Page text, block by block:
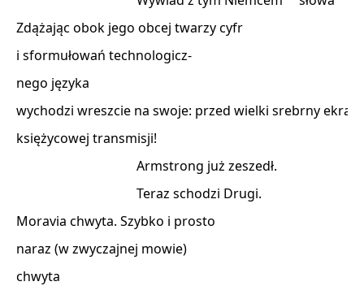
Zdążając obok jego obcej twarzy cyfr
i sformułowań technologicz-
nego języka
wychodzi wreszcie na swoje: przed wielki srebrny ekran
księżycowej transmisji!
                                     Armstrong już zeszedł.
                                     Teraz schodzi Drugi.
Moravia chwyta. Szybko i prosto
naraz (w zwyczajnej mowie)
chwyta